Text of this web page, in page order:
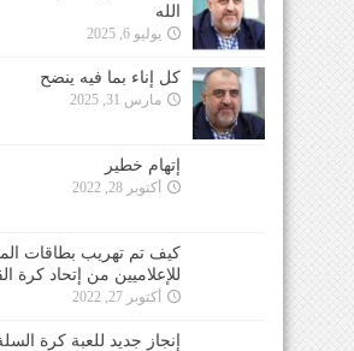
الله
يوليو 6, 2025
كل إناء بما فيه ينضح
مارس 31, 2025
إتهام خطير
أكتوبر 28, 2022
كيف تم تهريب بطاقات
للإعلاميين من إتحاد كرة
أكتوبر 27, 2022
إنجاز جديد للعبة كرة